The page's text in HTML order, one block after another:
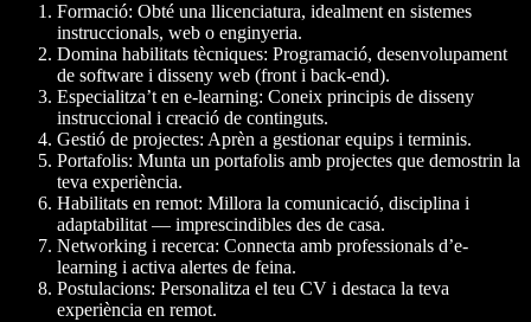
Formació: Obté una llicenciatura, idealment en sistemes
instruccionals, web o enginyeria.
Domina habilitats tècniques: Programació, desenvolupament
de software i disseny web (front i back-end).
Especialitza’t en e-learning: Coneix principis de disseny
instruccional i creació de continguts.
Gestió de projectes: Aprèn a gestionar equips i terminis.
Portafolis: Munta un portafolis amb projectes que demostrin la
teva experiència.
Habilitats en remot: Millora la comunicació, disciplina i
adaptabilitat — imprescindibles des de casa.
Networking i recerca: Connecta amb professionals d’e-
learning i activa alertes de feina.
Postulacions: Personalitza el teu CV i destaca la teva
experiència en remot.